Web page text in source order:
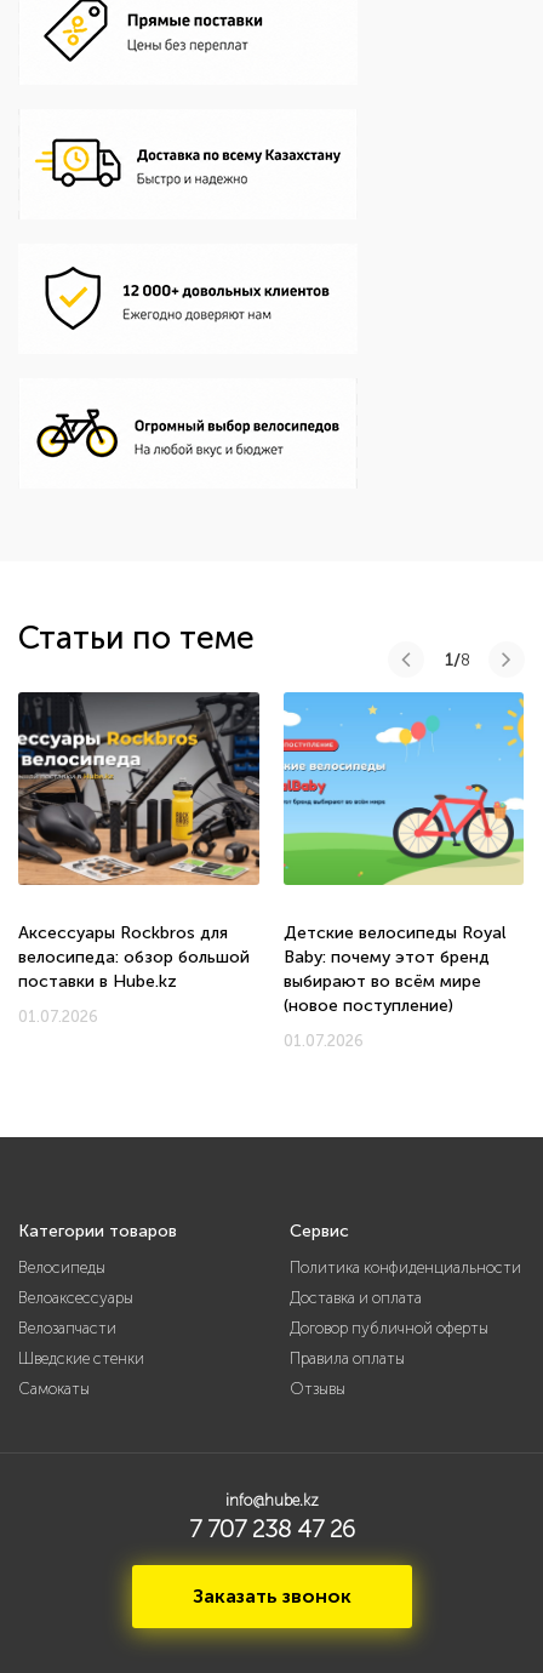
Статьи по теме
Аксессуары Rockbros для
велосипеда: обзор большой
поставки в Hube.kz
01.07.2026
Детские велосипеды Royal
Baby: почему этот бренд
выбирают во всём мире
(новое поступление)
01.07.2026
1/8
Категории товаров
Велосипеды
Велоаксессуары
Велозапчасти
Шведские стенки
Самокаты
Сервис
Политика конфиденциальности
Доставка и оплата
Договор публичной оферты
Правила оплаты
Отзывы
info@hube.kz
7 707 238 47 26
Заказать звонок